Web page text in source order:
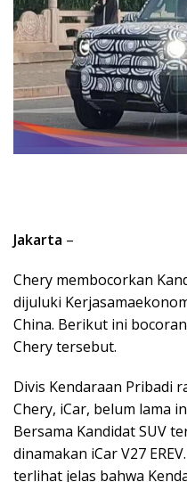
Jakarta –
Chery membocorkan
dijuluki
China. Berikut ini
Chery tersebut.
Divis Kendaraan Pribadi
Chery, iCar, belum lama
Bersama Kandidat SUV
dinamakan iCar V27
terlihat jelas bahwa